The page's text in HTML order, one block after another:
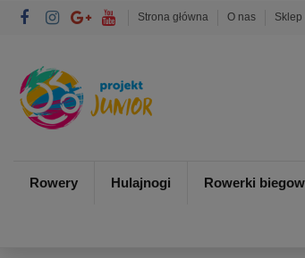
Strona główna O nas Sklep
Rowery Hulajnogi Rowerki